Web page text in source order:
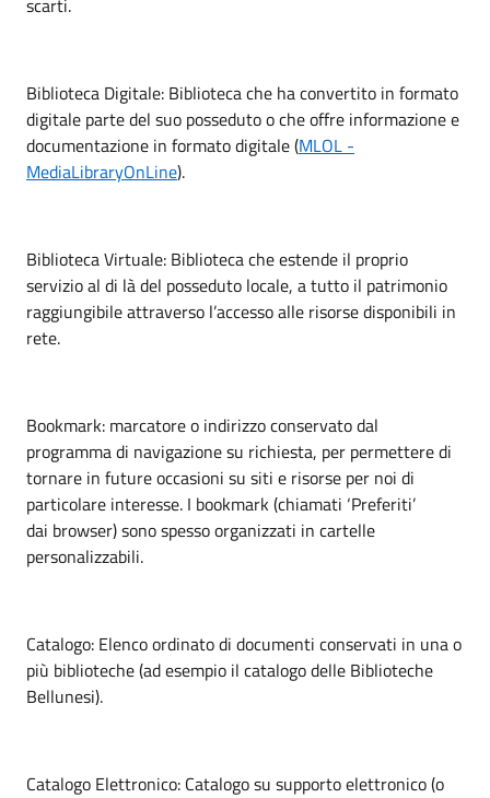
Biblioteca Digitale: Biblioteca che ha convertito in formato
digitale parte del suo posseduto o che offre informazione e
documentazione in formato digitale (MLOL -
MediaLibraryOnLine).
Biblioteca Virtuale: Biblioteca che estende il proprio
servizio al di là del posseduto locale, a tutto il patrimonio
raggiungibile attraverso l’accesso alle risorse disponibili in
rete.
Bookmark: marcatore o indirizzo conservato dal
programma di navigazione su richiesta, per permettere di
tornare in future occasioni su siti e risorse per noi di
particolare interesse. I bookmark (chiamati ‘Preferiti’
dai browser) sono spesso organizzati in cartelle
personalizzabili.
Catalogo: Elenco ordinato di documenti conservati in una o
più biblioteche (ad esempio il catalogo delle Biblioteche
Bellunesi).
Catalogo Elettronico: Catalogo su supporto elettronico (o